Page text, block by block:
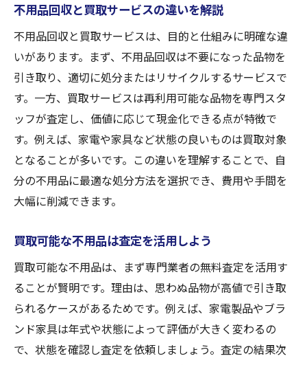
不用品回収と買取サービスの違いを解説
不用品回収と買取サービスは、目的と仕組みに明確な違
いがあります。まず、不用品回収は不要になった品物を
引き取り、適切に処分またはリサイクルするサービスで
す。一方、買取サービスは再利用可能な品物を専門スタ
ッフが査定し、価値に応じて現金化できる点が特徴で
す。例えば、家電や家具など状態の良いものは買取対象
となることが多いです。この違いを理解することで、自
分の不用品に最適な処分方法を選択でき、費用や手間を
大幅に削減できます。
買取可能な不用品は査定を活用しよう
買取可能な不用品は、まず専門業者の無料査定を活用す
ることが賢明です。理由は、思わぬ品物が高値で引き取
られるケースがあるためです。例えば、家電製品やブラ
ンド家具は年式や状態によって評価が大きく変わるの
で、状態を確認し査定を依頼しましょう。査定の結果次